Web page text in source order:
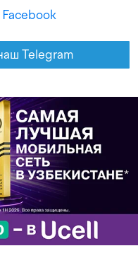
Facebook
Telegram